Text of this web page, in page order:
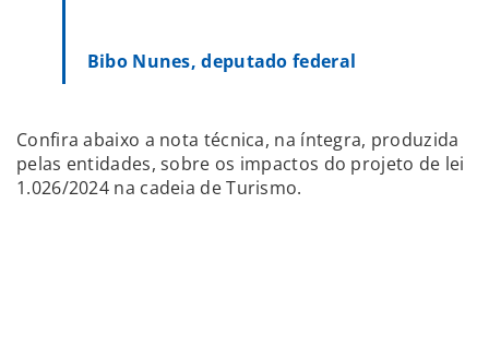
Bibo Nunes, deputado federal
Confira abaixo a nota técnica, na íntegra, produzida
pelas entidades, sobre os impactos do projeto de lei
1.026/2024 na cadeia de Turismo.